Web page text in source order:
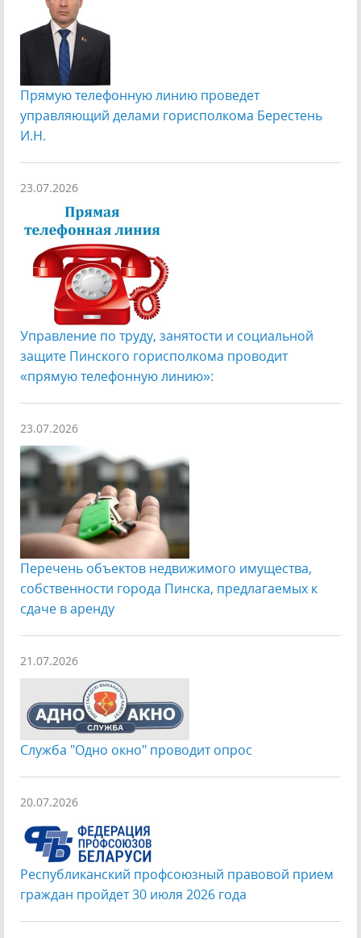
Прямую телефонную линию проведет
управляющий делами горисполкома Берестень
И.Н.
23.07.2026
Управление по труду, занятости и социальной
защите Пинского горисполкома проводит
«прямую телефонную линию»:
23.07.2026
Перечень объектов недвижимого имущества,
собственности города Пинска, предлагаемых к
сдаче в аренду
21.07.2026
Служба "Одно окно" проводит опрос
20.07.2026
Республиканский профсоюзный правовой прием
граждан пройдет 30 июля 2026 года